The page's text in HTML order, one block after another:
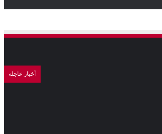
أخبار عاجلة